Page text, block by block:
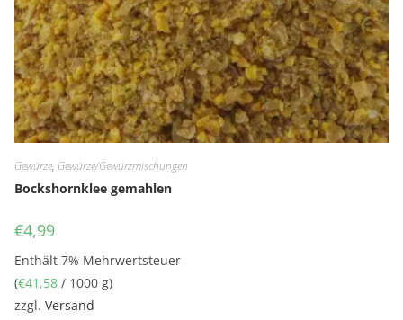
Gewürze, Gewürze/Gewürzmischungen
Bockshornklee gemahlen
€4,99
Enthält 7% Mehrwertsteuer
(€41,58 / 1000 g)
zzgl.Versand